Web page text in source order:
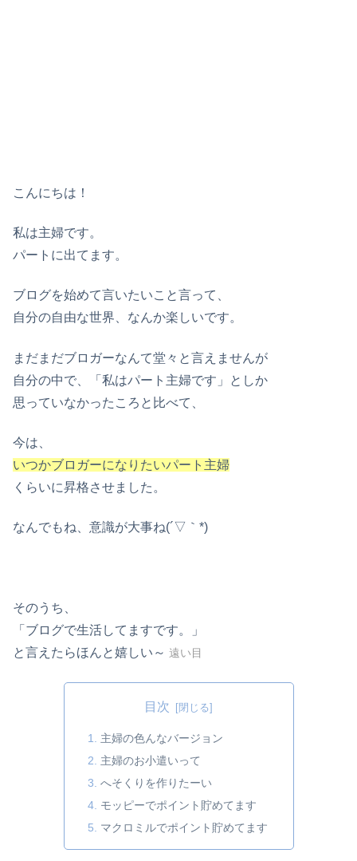
こんにちは！
私は主婦です。
パートに出てます。
ブログを始めて言いたいこと言って、
自分の自由な世界、なんか楽しいです。
まだまだブロガーなんて堂々と言えませんが
自分の中で、「私はパート主婦です」としか
思っていなかったころと比べて、
今は、
いつかブロガーになりたいパート主婦
くらいに昇格させました。
なんでもね、意識が大事ね(´▽｀*)
そのうち、
「ブログで生活してますです。」
と言えたらほんと嬉しい～ 遠い目
目次
主婦の色んなバージョン
主婦のお小遣いって
へそくりを作りたーい
モッピーでポイント貯めてます
マクロミルでポイント貯めてます